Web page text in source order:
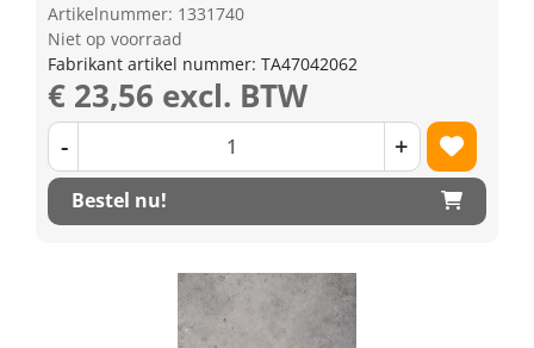
Artikelnummer: 1331740
Niet op voorraad
Fabrikant artikel nummer: TA47042062
€ 23,56 excl. BTW
- +
Bestel nu!